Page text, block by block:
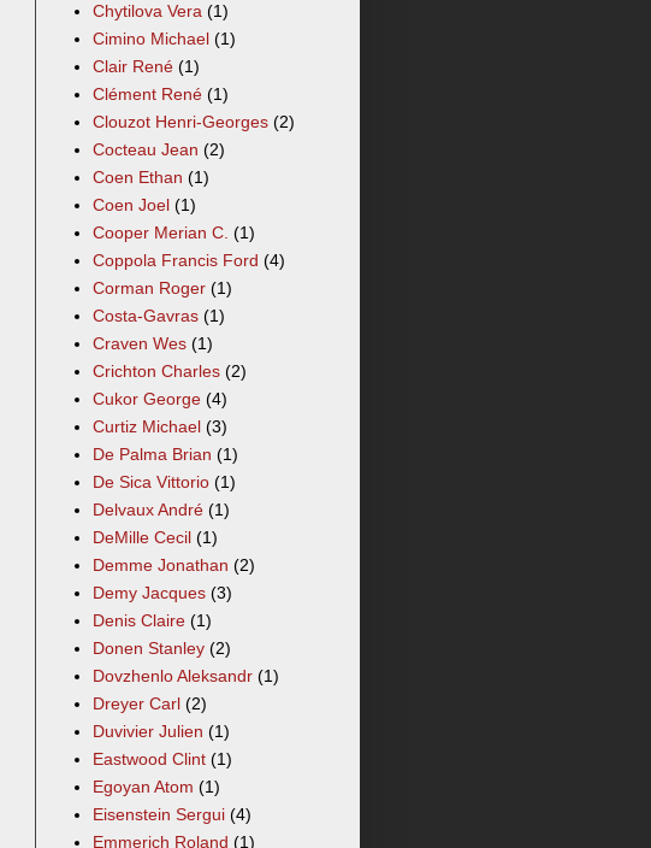
Chytilova Vera (1)
Cimino Michael (1)
Clair René (1)
Clément René (1)
Clouzot Henri-Georges (2)
Cocteau Jean (2)
Coen Ethan (1)
Coen Joel (1)
Cooper Merian C. (1)
Coppola Francis Ford (4)
Corman Roger (1)
Costa-Gavras (1)
Craven Wes (1)
Crichton Charles (2)
Cukor George (4)
Curtiz Michael (3)
De Palma Brian (1)
De Sica Vittorio (1)
Delvaux André (1)
DeMille Cecil (1)
Demme Jonathan (2)
Demy Jacques (3)
Denis Claire (1)
Donen Stanley (2)
Dovzhenlo Aleksandr (1)
Dreyer Carl (2)
Duvivier Julien (1)
Eastwood Clint (1)
Egoyan Atom (1)
Eisenstein Sergui (4)
Emmerich Roland (1)